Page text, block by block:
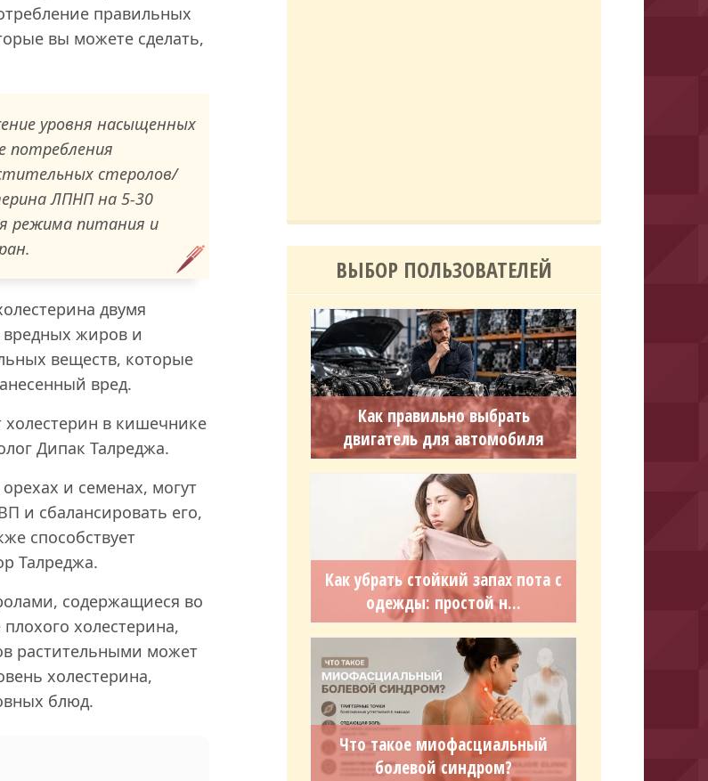
правильных
вы можете сделать,
уровня насыщенных
потребления
стеролов/
ЛПНП на 5-30
режима питания и
двумя
жиров и
веществ, которые
вред.
холестерин в кишечнике
Дипак Талреджа.
и семенах, могут
и сбалансировать его,
способствует
Талреджа.
содержащиеся во
холестерина,
растительными может
холестерина,
блюд.
ВЫБОР ПОЛЬЗОВАТЕЛЕЙ
Как правильно выбрать
двигатель для автомобиля
Как убрать стойкий запах пота с
одежды: простой н...
Что такое миофасциальный
болевой синдром?